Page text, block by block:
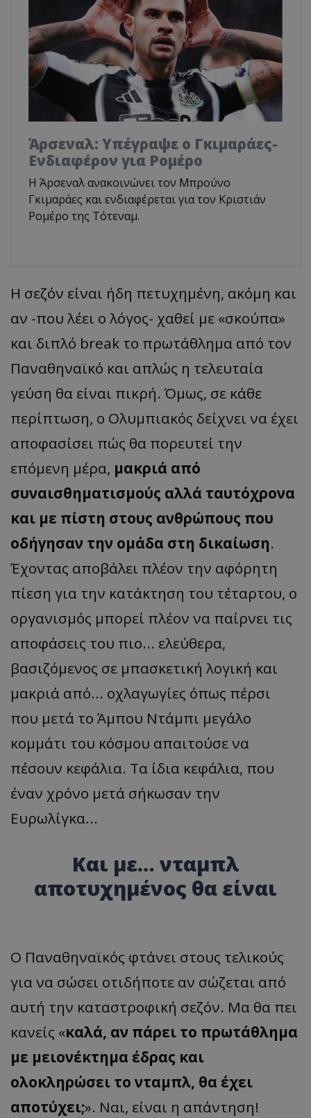
Άρσεναλ: Υπέγραψε ο Γκιμαράες-
Ενδιαφέρον για Ρομέρο
Η Άρσεναλ ανακοινώνει τον Μπρούνο
Γκιμαράες και ενδιαφέρεται για τον Κριστιάν
Ρομέρο της Τότεναμ.
Η σεζόν είναι ήδη πετυχημένη, ακόμη και
αν -που λέει ο λόγος- χαθεί με «σκούπα»
και διπλό break το πρωτάθλημα από τον
Παναθηναϊκό και απλώς η τελευταία
γεύση θα είναι πικρή. Όμως, σε κάθε
περίπτωση, ο Ολυμπιακός δείχνει να έχει
αποφασίσει πώς θα πορευτεί την
επόμενη μέρα, μακριά από
συναισθηματισμούς αλλά ταυτόχρονα
και με πίστη στους ανθρώπους που
οδήγησαν την ομάδα στη δικαίωση.
Έχοντας αποβάλει πλέον την αφόρητη
πίεση για την κατάκτηση του τέταρτου, ο
οργανισμός μπορεί πλέον να παίρνει τις
αποφάσεις του πιο... ελεύθερα,
βασιζόμενος σε μπασκετική λογική και
μακριά από... οχλαγωγίες όπως πέρσι
που μετά το Άμπου Ντάμπι μεγάλο
κομμάτι του κόσμου απαιτούσε να
πέσουν κεφάλια. Τα ίδια κεφάλια, που
έναν χρόνο μετά σήκωσαν την
Ευρωλίγκα...
Και με… νταμπλ
αποτυχημένος θα είναι
Ο Παναθηναϊκός φτάνει στους τελικούς
για να σώσει οτιδήποτε αν σώζεται από
αυτή την καταστροφική σεζόν. Μα θα πει
κανείς «καλά, αν πάρει το πρωτάθλημα
με μειονέκτημα έδρας και
ολοκληρώσει το νταμπλ, θα έχει
αποτύχει;». Ναι, είναι η απάντηση!